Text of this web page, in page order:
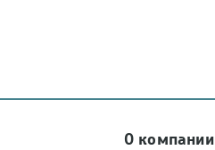
О компании